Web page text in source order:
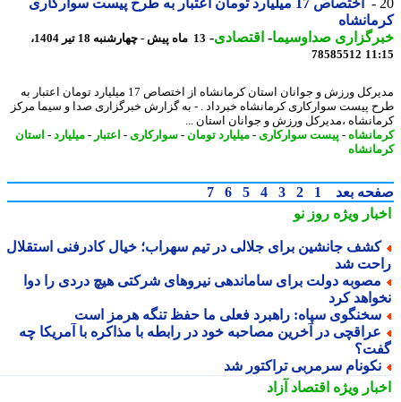
اختصاص 17 میلیارد تومان اعتبار به طرح پیست سوارکاری
صداوسیما-اقتصادی-
13 ماه پیش - چهارشنبه 18 تیر 1404،
78585512
مدیرکل ورزش و جوانان استان کرمانشاه از اختصاص 17 میلیارد تومان اعتبار به
پیست سوارکاری کرمانشاه خبرداد . - به گزارش خبرگزاری صدا و سیما مرکز
،مدیرکل ورزش و جوانان استان ...
-پیست سوارکاری- میلیارد تومان-سوارکاری- اعتبار-میلیارد-استان
بعد 1
2
3
4
5
6
7
ویژهروز نو
جانشین برای جلالی در تیم سهراب؛ خیال کادرفنی استقلال
شد
دولت برای ساماندهی نیروهای شرکتی هیچ دردی را دوا
کرد
سپاه: راهبرد فعلی ما حفظ تنگه هرمز است
در آخرین مصاحبه خود در رابطه با مذاکره با آمریکا چه
سرمربی تراکتور شد
ویژهاقتصاد آزاد